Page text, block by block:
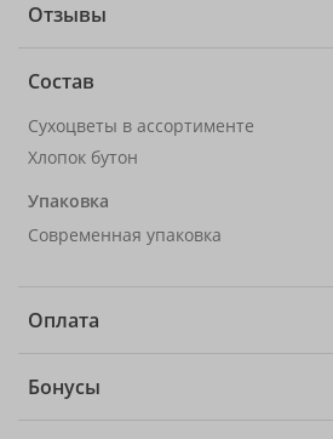
Отзывы
Состав
Сухоцветы в ассортименте
Хлопок бутон
Упаковка
Современная упаковка
Оплата
Бонусы